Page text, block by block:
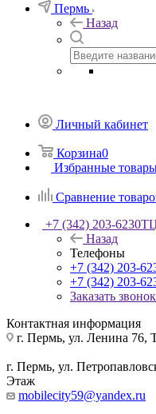
Пермь
Назад
Личный кабинет
Корзина0
Избранные
Сравнение
+7 (342) 203-6230
Назад
Телефоны
+7 (342) 203-
+7 (342) 203-
Заказать звонок
Контактная информация
г. Пермь, ул. Ленина 76,
г. Пермь, ул.
Этаж
mobilecity59@yandex.ru